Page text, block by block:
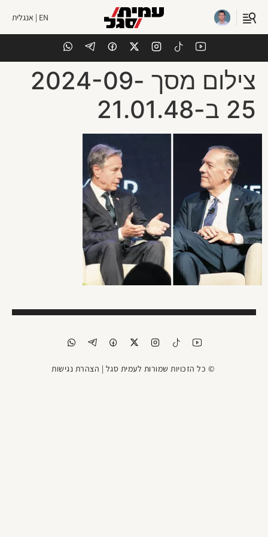
EN | אנגלית
צילום מסך 2024-09-
25 ב-21.01.48
© כל הזכויות שמורות לעמית סגל | הצהרת נגישות